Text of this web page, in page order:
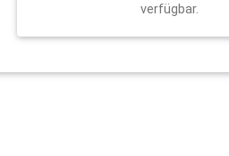
verfügbar.